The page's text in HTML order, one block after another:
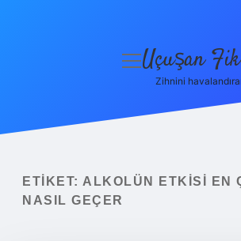
Yasal Uyarı
menüyü
Uçuşan
Zihnini
ETIKET: ALKOLÜN ETKISI EN
NASIL GEÇER